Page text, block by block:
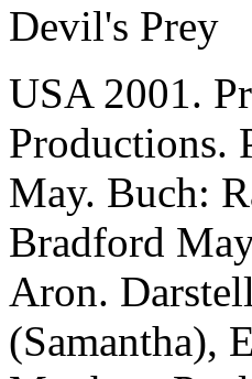
Devil's Prey
USA 2001.
Productions.
May. Buch:
Bradford
Aron.
(Samantha),